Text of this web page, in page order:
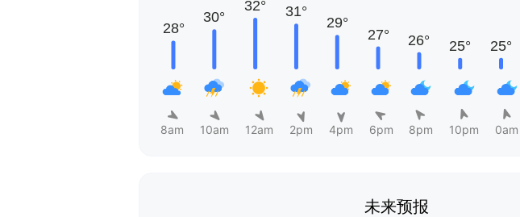
8am 10am 12am 2pm 4pm 6pm 8pm 10pm 0am
未来预报